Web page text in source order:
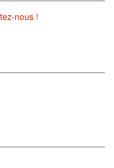
nous !